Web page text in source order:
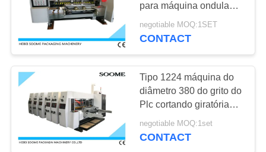
para máquina ondulada
da caixa da caixa do
fruto
negotiable MOQ:1SET
CONTACT
Tipo 1224 máquina do
diâmetro 380 do grito do
Plc cortando giratória
para corrugado
negotiable MOQ:1set
CONTACT